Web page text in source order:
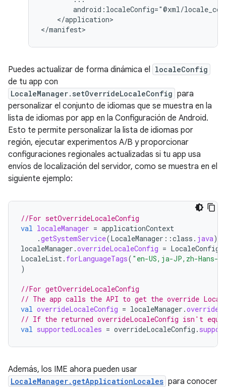
</application>
Puedes actualizar de forma dinámica el localeConfig
de tu app con
LocaleManager.setOverrideLocaleConfig para
personalizar el conjunto de idiomas que se muestra en la
lista de idiomas por app en la Configuración de Android.
Esto te permite personalizar la lista de idiomas por
región, ejecutar experimentos A/B y proporcionar
configuraciones regionales actualizadas si tu app usa
envíos de localización del servidor, como se muestra en el
siguiente ejemplo:
//For setOverrideLocaleConfig
val localeManager = applicationContext
.getSystemService(LocaleManager ::class . java)
localeManager .overrideLocaleConfig = LocaleConfig
LocaleList. forLanguageTags( "en-US,ja-JP,zh-Hans-
)
//For getOverrideLocaleConfig
// The app calls the API to get the override
val overrideLocaleConfig = localeManager .
// If the returned overrideLocaleConfig isn't
val supportedLocales = overrideLocaleConfig .
Además, los IME ahora pueden usar
LocaleManager.getApplicationLocales para conocer